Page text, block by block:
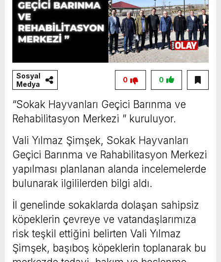
Sosyal
Medya
0
0
“Sokak Hayvanları Geçici Barınma ve
Rehabilitasyon Merkezi ” kuruluyor.
Vali Yılmaz Şimşek, Sokak Hayvanları
Geçici Barınma ve Rahabilitasyon Merkezi
yapılması planlanan alanda incelemelerde
bulunarak ilgililerden bilgi aldı.
İl genelinde sokaklarda dolaşan sahipsiz
köpeklerin çevreye ve vatandaşlarımıza
risk teşkil ettiğini belirten Vali Yılmaz
Şimşek, başıboş köpeklerin toplanarak bu